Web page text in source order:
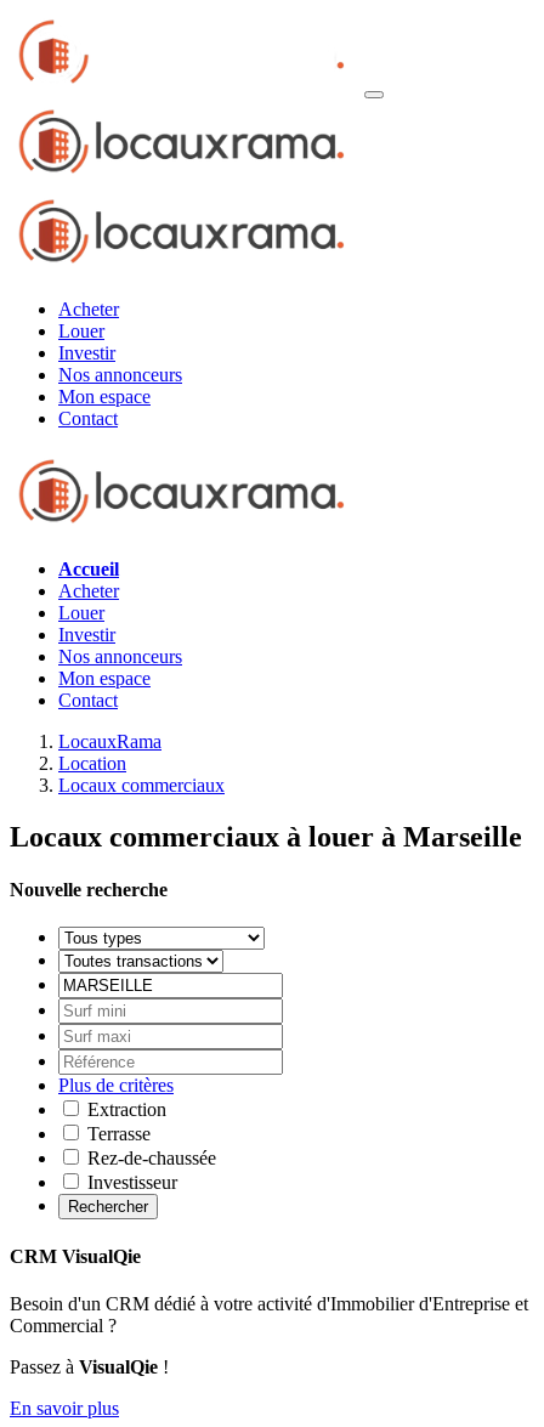
Acheter
Louer
Investir
Nos annonceurs
Mon espace
Contact
Accueil
Acheter
Louer
Investir
Nos annonceurs
Mon espace
Contact
LocauxRama
Location
Locaux commerciaux
Locaux commerciaux à louer à Marseille
Nouvelle recherche
Plus de critères
Extraction
Terrasse
Rez-de-chaussée
Investisseur
Rechercher
CRM VisualQie
Besoin d'un CRM dédié à votre activité d'Immobilier d'Entreprise et
Commercial ?
Passez à VisualQie !
En savoir plus